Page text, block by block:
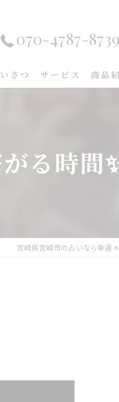
070-4787-8739
さつ サービス 商品
る時間
宮崎県宮崎市の占いなら幸運